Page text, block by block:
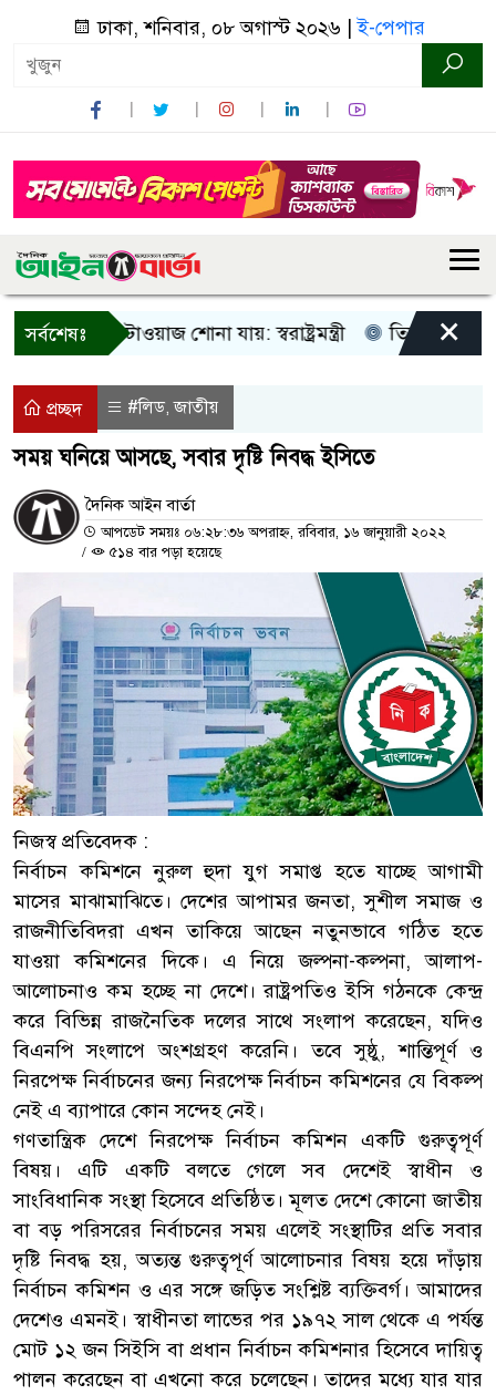
ঢাকা, শনিবার, ০৮ অগাস্ট ২০২৬ |ই-পেপার
সর্বশেষঃটাওয়াজ শোনা যায়: স্বরাষ্ট্রমন্ত্রী তিন দিনের মধ্যে
×
প্রচ্ছদ #লিড,জাতীয়
সময় ঘনিয়ে আসছে, সবার দৃষ্টি নিবদ্ধ ইসিতে
দৈনিক আইন বার্তা
আপডেট সময়ঃ ০৬:২৮:৩৬ অপরাহ্ন, রবিবার, ১৬ জানুয়ারী ২০২২
/
৫১৪ বার পড়া হয়েছে
নিজস্ব প্রতিবেদক :
নির্বাচন কমিশনে নুরুল হুদা যুগ সমাপ্ত হতে যাচ্ছে আগামী
মাসের মাঝামাঝিতে। দেশের আপামর জনতা, সুশীল সমাজ ও
রাজনীতিবিদরা এখন তাকিয়ে আছেন নতুনভাবে গঠিত হতে
যাওয়া কমিশনের দিকে। এ নিয়ে জল্পনা-কল্পনা, আলাপ-
আলোচনাও কম হচ্ছে না দেশে। রাষ্ট্রপতিও ইসি গঠনকে কেন্দ্র
করে বিভিন্ন রাজনৈতিক দলের সাথে সংলাপ করেছেন, যদিও
বিএনপি সংলাপে অংশগ্রহণ করেনি। তবে সুষ্ঠু, শান্তিপূর্ণ ও
নিরপেক্ষ নির্বাচনের জন্য নিরপেক্ষ নির্বাচন কমিশনের যে বিকল্প
নেই এ ব্যাপারে কোন সন্দেহ নেই।
গণতান্ত্রিক দেশে নিরপেক্ষ নির্বাচন কমিশন একটি গুরুত্বপূর্ণ
বিষয়। এটি একটি বলতে গেলে সব দেশেই স্বাধীন ও
সাংবিধানিক সংস্থা হিসেবে প্রতিষ্ঠিত। মূলত দেশে কোনো জাতীয়
বা বড় পরিসরের নির্বাচনের সময় এলেই সংস্থাটির প্রতি সবার
দৃষ্টি নিবদ্ধ হয়, অত্যন্ত গুরুত্বপূর্ণ আলোচনার বিষয় হয়ে দাঁড়ায়
নির্বাচন কমিশন ও এর সঙ্গে জড়িত সংশ্লিষ্ট ব্যক্তিবর্গ। আমাদের
দেশেও এমনই। স্বাধীনতা লাভের পর ১৯৭২ সাল থেকে এ পর্যন্ত
মোট ১২ জন সিইসি বা প্রধান নির্বাচন কমিশনার হিসেবে দায়িত্ব
পালন করেছেন বা এখনো করে চলেছেন। তাদের মধ্যে যার যার